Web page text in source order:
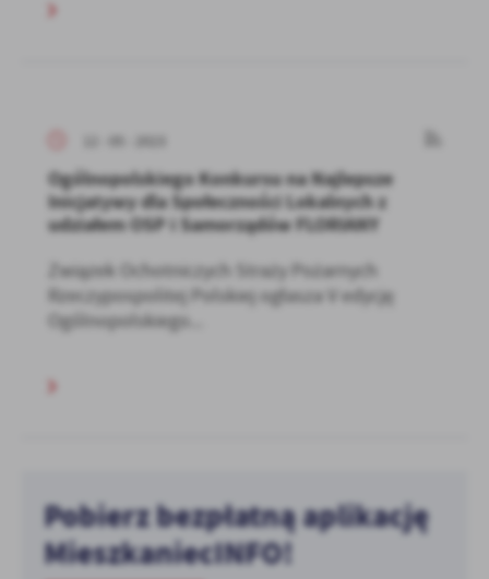
Ogólnopolskiego Konkursu na Najlepsze
Inicjatywy dla Społeczności Lokalnych z
udziałem OSP i Samorządów FLORIANY
Związek Ochotniczych Straży Pożarnych
Rzeczypospolitej Polskiej ogłasza V edycję
Ogólnopolskiego...
Pobierz bezpłatną aplikację
MieszkaniecINFO!